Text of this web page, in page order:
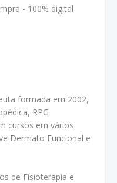
- 100% digital
formada em 2002,
RPG
cursos em vários
Dermato Funcional e
de Fisioterapia e